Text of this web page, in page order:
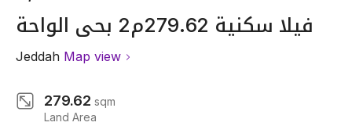
فيلا سكنية 279.62م2 بحي الواحة
Jeddah Map view
279.62 sqm
Land Area